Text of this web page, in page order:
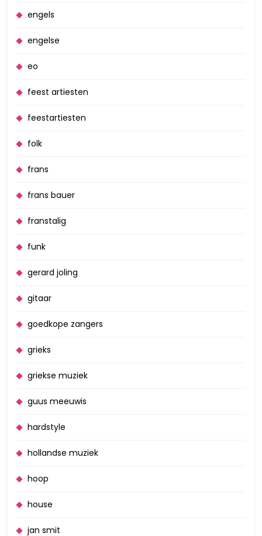
engels
engelse
eo
feest artiesten
feestartiesten
folk
frans
frans bauer
franstalig
funk
gerard joling
gitaar
goedkope zangers
grieks
griekse muziek
guus meeuwis
hardstyle
hollandse muziek
hoop
house
jan smit